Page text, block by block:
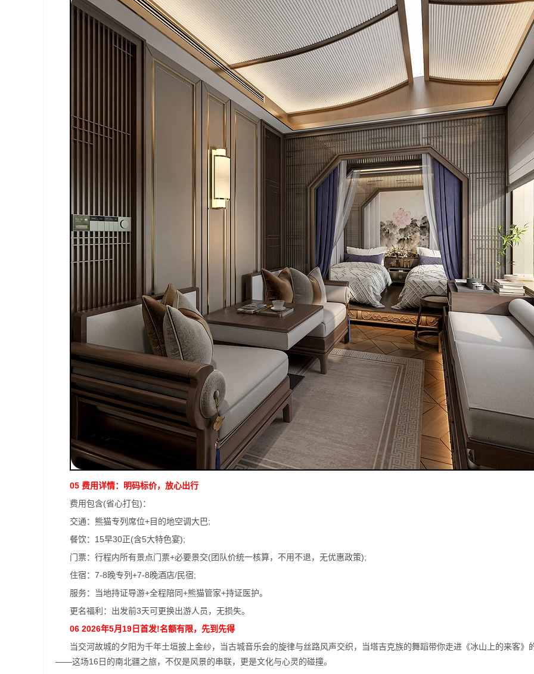
05 费用详情：明码标价，放心出行
费用包含(省心打包)：
交通：熊猫专列席位+目的地空调大巴;
餐饮：15早30正(含5大特色宴);
门票：行程内所有景点门票+必要景交(团队价统一核算，不用不退，无优惠政策);
住宿：7-8晚专列+7-8晚酒店/民宿;
服务：当地持证导游+全程陪同+熊猫管家+持证医护。
更名福利：出发前3天可更换出游人员，无损失。
06 2026年5月19日首发!名额有限，先到先得
当交河故城的夕阳为千年土垣披上金纱，当古城音乐会的旋律与丝路风声交织，当塔吉克族的舞蹈带你走进《冰山上的来客》
——这场16日的南北疆之旅，不仅是风景的串联，更是文化与心灵的碰撞。